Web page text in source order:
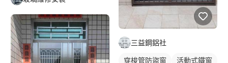
三益鋼鋁社
穿梭管防盜窗 活動式鐵窗